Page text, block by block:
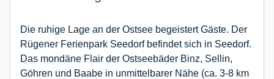
Die ruhige Lage an der Ostsee begeistert Gäste. Der
Rügener Ferienpark Seedorf befindet sich in Seedorf.
Das mondäne Flair der Ostseebäder Binz, Sellin,
Göhren und Baabe in unmittelbarer Nähe (ca. 3-8 km